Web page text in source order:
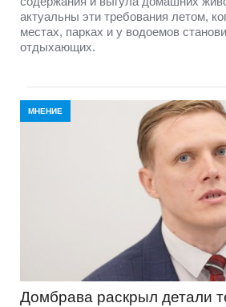
актуальны эти требования летом,
местах, парках и у водоемов
отдыхающих.
МНЕНИЕ
Домбравa раскрыл детали